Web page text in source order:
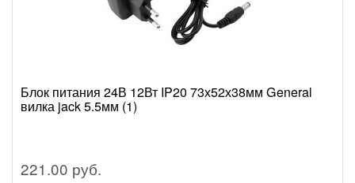
Блок питания 24В 12Вт IP20 73х52х38мм General
вилка jack 5.5мм (1)
221.00 руб.